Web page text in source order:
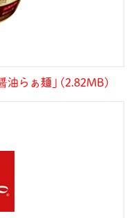
油らぁ麺｣ (2.82MB)